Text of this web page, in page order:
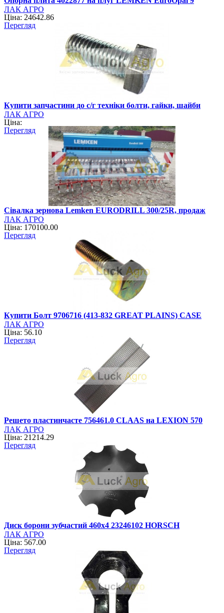
ЛАК АГРО
Ціна: 24642.86
Перегляд
Купити запчастини до с/г техніки болти, гайки, шайби
ЛАК АГРО
Ціна:
Перегляд
Сівалка зернова Lemken EURODRILL 300/25R, продаж
ЛАК АГРО
Ціна: 170100.00
Перегляд
Купити Болт 9706716 (413-832 GREAT PLAINS) CASE
ЛАК АГРО
Ціна: 56.10
Перегляд
Решето пластинчасте 756461.0 CLAAS на LEXION 570
ЛАК АГРО
Ціна: 21214.29
Перегляд
Диск борони зубчастий 460х4 23246102 HORSCH
ЛАК АГРО
Ціна: 567.00
Перегляд